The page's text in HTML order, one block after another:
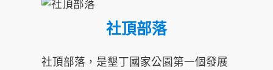
社頂部落
社頂部落，是墾丁國家公園第一個發展